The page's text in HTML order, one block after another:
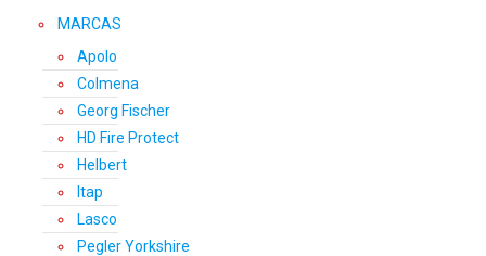
MARCAS
Apolo
Colmena
Georg Fischer
HD Fire Protect
Helbert
Itap
Lasco
Pegler Yorkshire